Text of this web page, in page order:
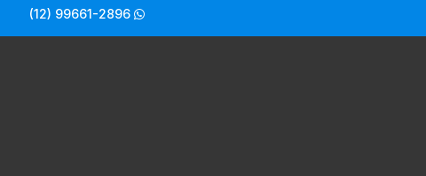
(12) 99661-2896